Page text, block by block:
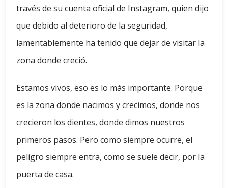
través de su cuenta oficial de Instagram, quien dijo
que debido al deterioro de la seguridad,
lamentablemente ha tenido que dejar de visitar la
zona donde creció.
Estamos vivos, eso es lo más importante. Porque
es la zona donde nacimos y crecimos, donde nos
crecieron los dientes, donde dimos nuestros
primeros pasos. Pero como siempre ocurre, el
peligro siempre entra, como se suele decir, por la
puerta de casa.